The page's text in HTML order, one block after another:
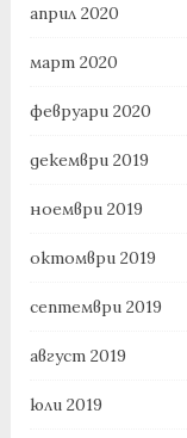
април 2020
март 2020
февруари 2020
декември 2019
ноември 2019
октомври 2019
септември 2019
август 2019
юли 2019